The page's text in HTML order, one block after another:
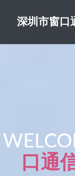
深圳市窗口
口通